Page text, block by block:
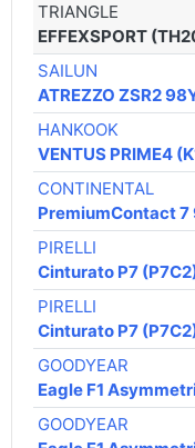
TRIANGLE
EFFEXSPORT
SAILUN
ATREZZO ZSR2
HANKOOK
VENTUS PRIME4
CONTINENTAL
PremiumContact 7
PIRELLI
Cinturato P7
PIRELLI
Cinturato P7
GOODYEAR
Eagle F1
GOODYEAR